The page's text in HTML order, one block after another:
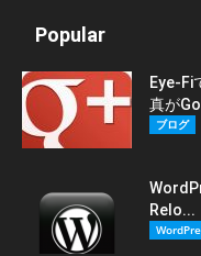
Popular
Eye-Fi
真が
ブログ
Relo...